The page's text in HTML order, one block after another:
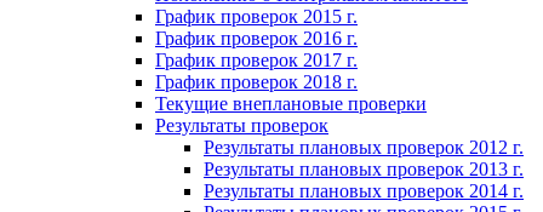
График проверок 2015 г.
График проверок 2016 г.
График проверок 2017 г.
График проверок 2018 г.
Текущие внеплановые проверки
Результаты проверок
Результаты плановых проверок 2012 г.
Результаты плановых проверок 2013 г.
Результаты плановых проверок 2014 г.